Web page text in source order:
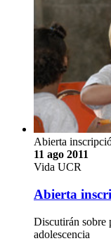
Abierta
11 ago 2011
Vida UCR
Abierta
Discutirán sobre
adolescencia